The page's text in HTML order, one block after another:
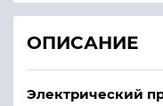
ОПИСАНИЕ
Электрический